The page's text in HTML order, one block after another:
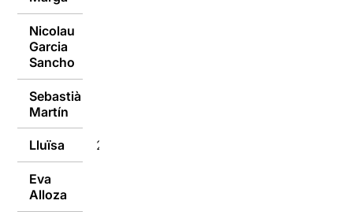
Nicolau
Garcia
Sancho
Sebastià
Martín
Lluïsa 23/01/2017
Eva
Alloza